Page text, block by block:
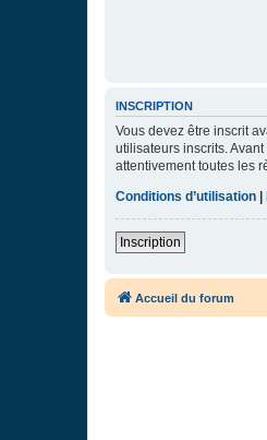
INSCRIPTION
Vous devez être inscrit
utilisateurs inscrits.
attentivement toutes les
Conditions d’utilisation
Inscription
Accueil du forum